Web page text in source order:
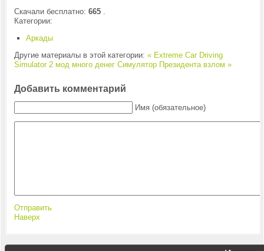
Скачали бесплатно: 665.
Категории:
Аркады
Другие материалы в этой категории: « Extreme Car Driving
Simulator 2 мод много денег Симулятор Президента взлом »
Добавить комментарий
Имя (обязательное)
Отправить
Наверх